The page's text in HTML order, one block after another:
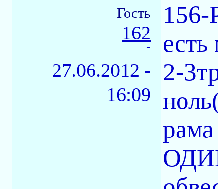
Гость
162
-
27.06.2012 -
16:09
156-
2-